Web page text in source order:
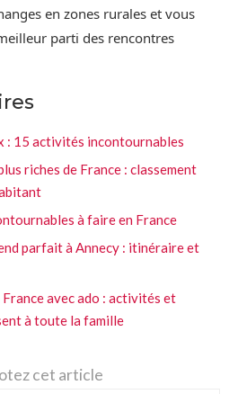
en zones rurales et vous
parti des rencontres
: 15 activités incontournables
riches de France : classement
à faire en France
parfait à Annecy : itinéraire et
France avec ado : activités et
à toute la famille
cet article